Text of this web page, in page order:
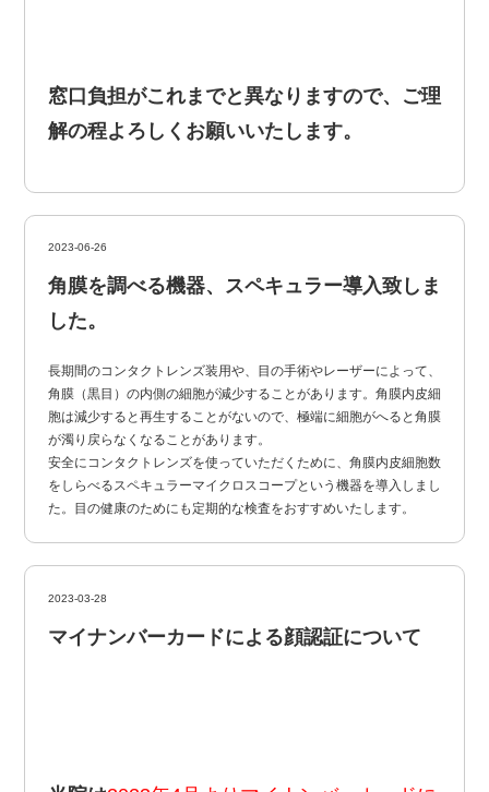
窓口負担がこれまでと異なりますので、ご理
解の程よろしくお願いいたします。
2023-06-26
角膜を調べる機器、スペキュラー導入致しま
した。
長期間のコンタクトレンズ装用や、目の手術やレーザーによって、
角膜（黒目）の内側の細胞が減少することがあります。角膜内皮細
胞は減少すると再生することがないので、極端に細胞がへると角膜
が濁り戻らなくなることがあります。
安全にコンタクトレンズを使っていただくために、角膜内皮細胞数
をしらべるスペキュラーマイクロスコープという機器を導入しまし
た。目の健康のためにも定期的な検査をおすすめいたします。
2023-03-28
マイナンバーカードによる顔認証について